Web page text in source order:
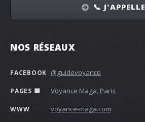
📞 J'APPELLE
NOS RÉSEAUX
FACEBOOK @guidevoyance
PAGES 🟨 Voyance Maga, Paris
WWW voyance-maga.com